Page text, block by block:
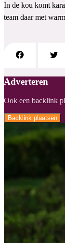
In de kou komt
team daar met
Adverteren
Ook een backlink
Backlink plaatsen